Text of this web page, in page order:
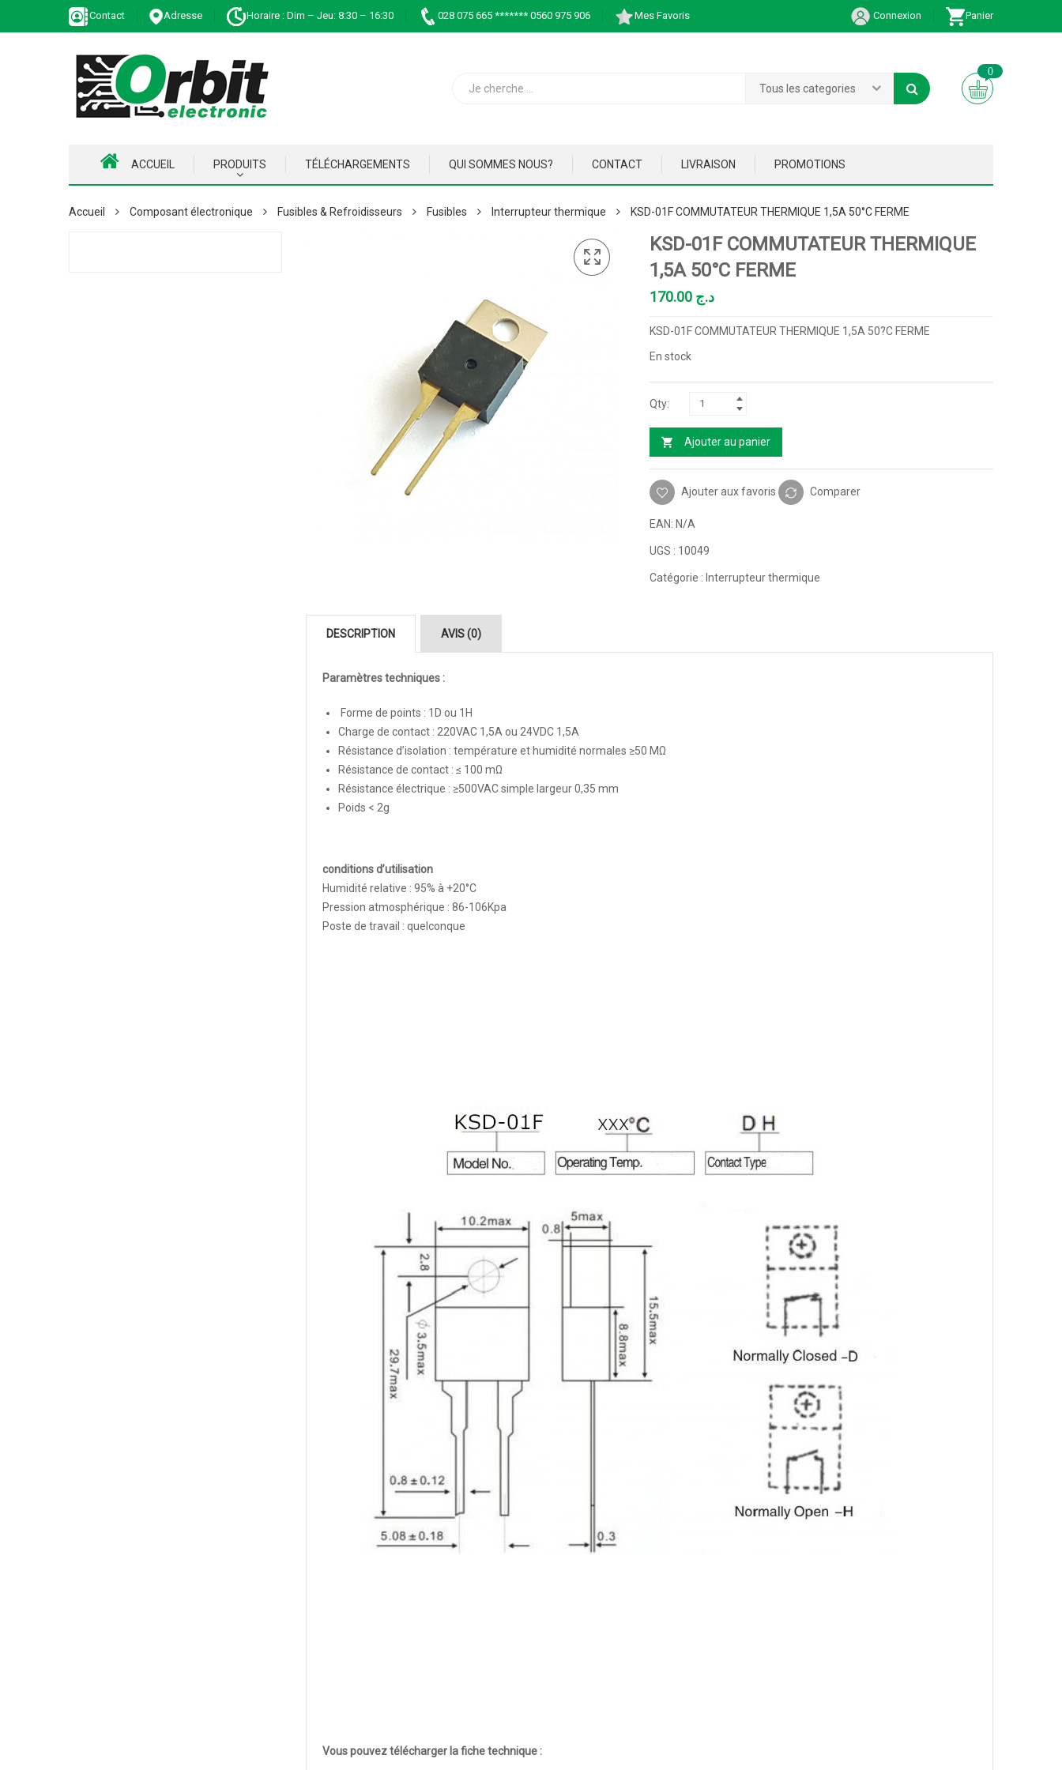
Contact Adresse Horaire : Dim – Jeu: 8:30 – 16:30 028 075 665 ******* 0560 975 906 Mes Favoris Connexion Panier
Tous les categories
0
ACCUEIL PRODUITS TÉLÉCHARGEMENTS QUI SOMMES NOUS? CONTACT LIVRAISON PROMOTIONS
Accueil Composant électronique Fusibles & Refroidisseurs Fusibles Interrupteur thermique KSD-01F COMMUTATEUR THERMIQUE 1,5A 50°C FERME
KSD-01F COMMUTATEUR THERMIQUE
1,5A 50°C FERME
د.ج
KSD-01F COMMUTATEUR THERMIQUE 1,5A 50?C FERME
En stock
Ajouter au panier
Ajouter aux favoris Comparer
EAN: N/A
UGS : 10049
Catégorie : Interrupteur thermique
DESCRIPTION AVIS (0)
Paramètres techniques :
Forme de points : 1D ou 1H
Charge de contact : 220VAC 1,5A ou 24VDC 1,5A
Résistance d’isolation : température et humidité normales ≥50 MΩ
Résistance de contact : ≤ 100 mΩ
Résistance électrique : ≥500VAC simple largeur 0,35 mm
Poids < 2g
conditions d’utilisation
Humidité relative : 95% à +20°C
Pression atmosphérique : 86-106Kpa
Poste de travail : quelconque
Vous pouvez télécharger la fiche technique :